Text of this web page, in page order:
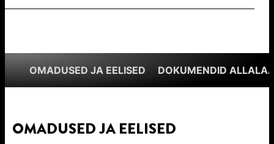
OMADUSED JA EELISED DOKUMENDID
OMADUSED JA EELISED